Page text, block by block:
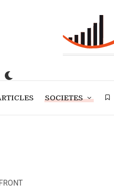
SOCIETES